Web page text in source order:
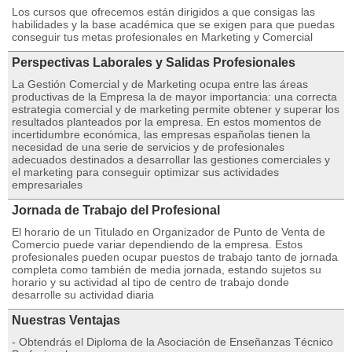
Los cursos que ofrecemos están dirigidos a que consigas las
habilidades y la base académica que se exigen para que puedas
conseguir tus metas profesionales en Marketing y Comercial
Perspectivas Laborales y Salidas Profesionales
La Gestión Comercial y de Marketing ocupa entre las áreas
productivas de la Empresa la de mayor importancia: una correcta
estrategia comercial y de marketing permite obtener y superar los
resultados planteados por la empresa. En estos momentos de
incertidumbre económica, las empresas españolas tienen la
necesidad de una serie de servicios y de profesionales
adecuados destinados a desarrollar las gestiones comerciales y
el marketing para conseguir optimizar sus actividades
empresariales
Jornada de Trabajo del Profesional
El horario de un Titulado en Organizador de Punto de Venta de
Comercio puede variar dependiendo de la empresa. Estos
profesionales pueden ocupar puestos de trabajo tanto de jornada
completa como también de media jornada, estando sujetos su
horario y su actividad al tipo de centro de trabajo donde
desarrolle su actividad diaria
Nuestras Ventajas
- Obtendrás el Diploma de la Asociación de Enseñanzas Técnico